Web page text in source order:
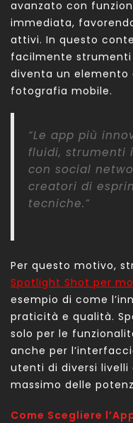
avanzato con
immediata,
attivi. In questo
facilmente
diventa un
fotografia mobile.
“Le app più
fluidi, strumenti
con social
creatori di
tecniche.”
Per questo motivo,
Spotlight Shot per
esempio di come
praticità e qualità.
solo per le
anche per
utenti di diversi
massimo delle
Come Scegliere